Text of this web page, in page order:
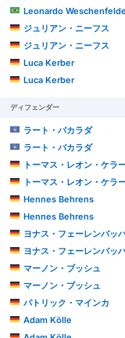
Leonardo
ジュリアン・ニーフス
ジュリアン・ニーフス
Luca Kerber
Luca Kerber
ディフェンダー
ラート・パカラダ
ラート・パカラダ
トーマス・レオン・ケラ
トーマス・レオン・ケラ
Hennes Behrens
Hennes Behrens
ヨナス・フェーレンバッ
ヨナス・フェーレンバッ
マーノン・ブッシュ
マーノン・ブッシュ
パトリック・マインカ
Adam Kölle